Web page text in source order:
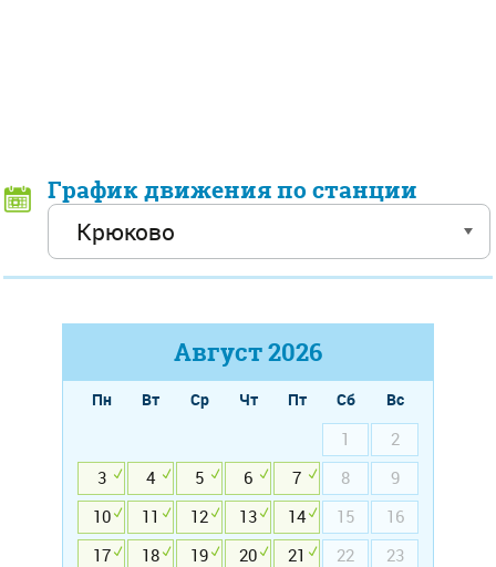
График движения по станции
Август2026
Пн Вт Ср Чт Пт Сб
Вс
1
2
3
4 5 6 7 8
9
10
11 12 13 14 15
16
17
18 19 20 21 22
23